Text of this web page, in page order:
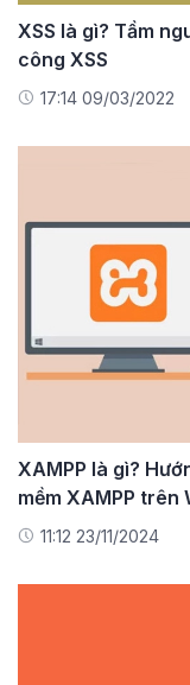
XSS là gì? Tầm
công XSS
17:14 09/03/2022
XAMPP là gì?
mềm XAMPP trên
11:12 23/11/2024